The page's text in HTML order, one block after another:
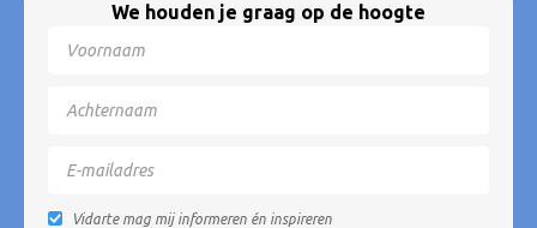
We houden je graag op de hoogte
Vidarte mag mij informeren én inspireren